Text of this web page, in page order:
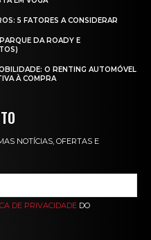
5 FATORES A CONSIDERAR
DA ROADY E
O RENTING AUTOMÓVEL
À COMPRA
NOTÍCIAS, OFERTAS E
DE PRIVACIDADE DO